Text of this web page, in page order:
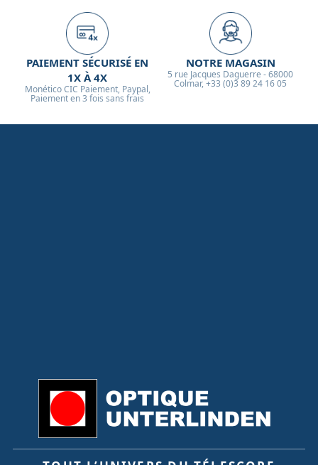
PAIEMENT SÉCURISÉ EN
1X À 4X
Monético CIC Paiement, Paypal,
Paiement en 3 fois sans frais
NOTRE MAGASIN
5 rue Jacques Daguerre - 68000
Colmar, +33 (0)3 89 24 16 05